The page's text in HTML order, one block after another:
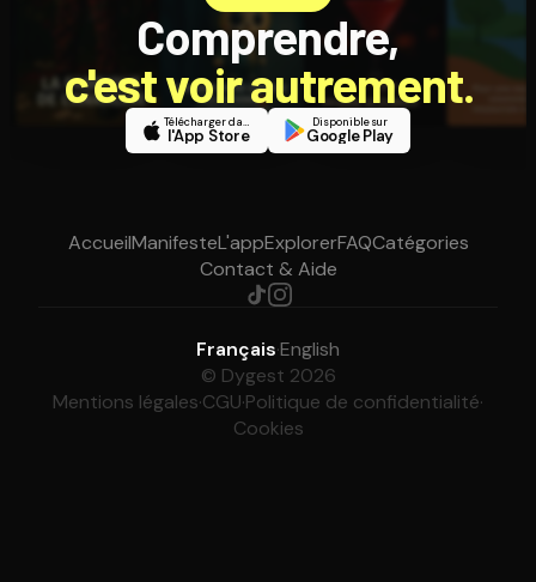
Comprendre,
c'est voir autrement.
Télécharger dans
l'App Store
Disponible sur
Google Play
AccueilManifesteL'appExplorerFAQCatégories
Contact & Aide
Français·English
© Dygest 2026
Mentions légales·CGU·Politique de confidentialité·
Cookies